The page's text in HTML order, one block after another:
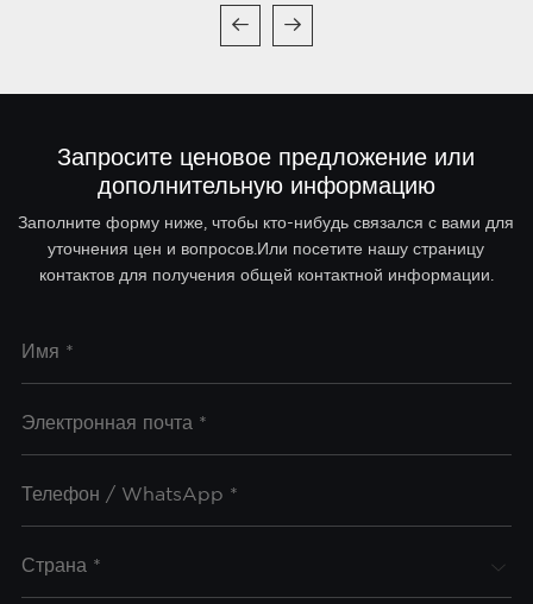
Запросите ценовое предложение или
дополнительную информацию
Заполните форму ниже, чтобы кто-нибудь связался с вами для
уточнения цен и вопросов.Или посетите нашу страницу
контактов для получения общей контактной информации.